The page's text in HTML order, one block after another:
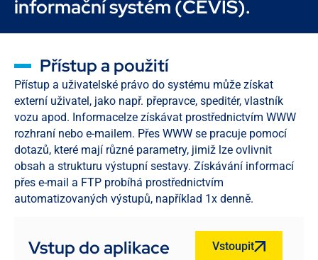
informační systém (CEVIS).
Přístup a použití
Přístup a uživatelské právo do systému může získat
externí uživatel, jako např. přepravce, speditér, vlastník
vozu apod. Informacelze získávat prostřednictvím WWW
rozhraní nebo e-mailem. Přes WWW se pracuje pomocí
dotazů, které mají různé parametry, jimiž lze ovlivnit
obsah a strukturu výstupní sestavy. Získávání informací
přes e-mail a FTP probíhá prostřednictvím
automatizovaných výstupů, například 1x denně.
Vstup do aplikace Vstoupit